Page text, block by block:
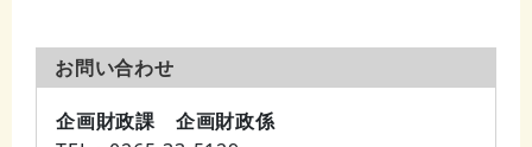
お問い合わせ
企画財政課 企画財政係